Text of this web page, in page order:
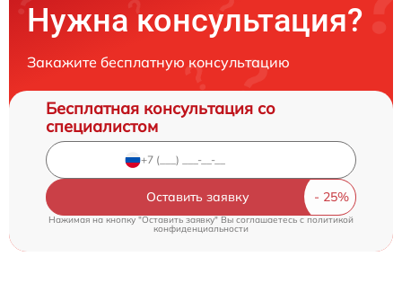
Нужна консультация?
Закажите бесплатную консультацию
Бесплатная консультация со
специалистом
Оставить заявку
Нажимая на кнопку "Оставить заявку" Вы соглашаетесь cполитикой
конфиденциальности